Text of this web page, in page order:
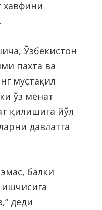
хавфини
Ўзбекистон
пахта ва
мустақил
ўз меҳнат
қилишига йўл
давлатга
балки
деди